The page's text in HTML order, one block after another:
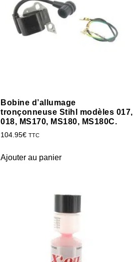
Bobine d’allumage
tronçonneuse Stihl modèles 017,
018, MS170, MS180, MS180C.
104.95€ TTC
Ajouter au panier